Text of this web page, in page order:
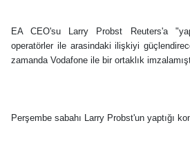
EA CEO'su Larry Probst Reuters'a
operatörler ile arasindaki ilişkiyi
zamanda Vodafone ile bir ortaklık
Perşembe sabahı Larry Probst'un yaptığı